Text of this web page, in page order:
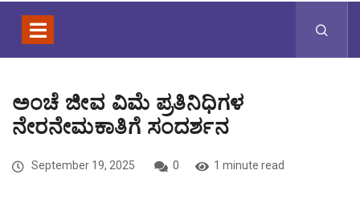
ಅಂಚೆ ಜೀವ ವಿಮೆ ಪ್ರತಿನಿಧಿಗಳ
ನೇರನೇಮಕಾತಿಗೆ ಸಂದರ್ಶನ
September 19, 2025 0 1 minute read